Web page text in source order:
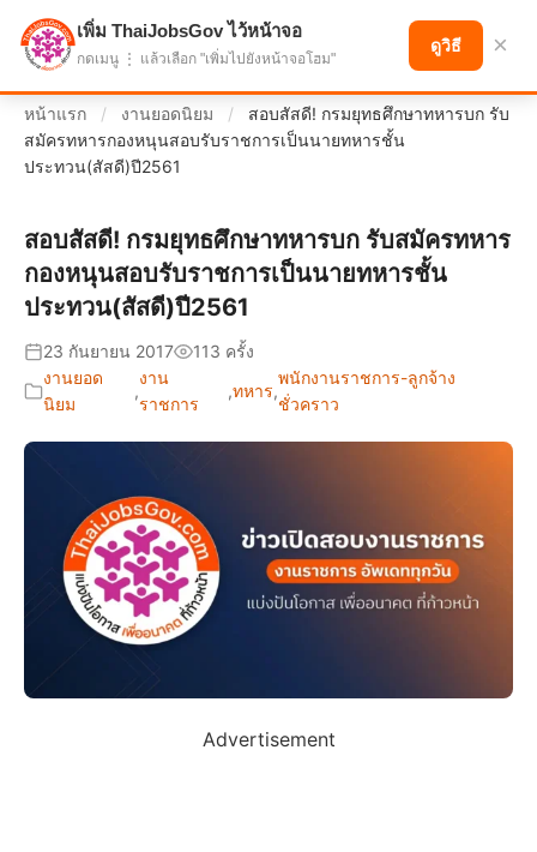
แบ่งปันโอกาส เพื่ออนาคตที่ก้าวหน้า
หน้าแรก / งานยอดนิยม /
สอบสัสดี! กรมยุทธศึกษาทหารบก รับ
สมัครทหารกองหนุนสอบรับราชการเป็นนายทหารชั้น
ประทวน(สัสดี)ปี2561
สอบสัสดี! กรมยุทธศึกษาทหารบก รับสมัครทหาร
กองหนุนสอบรับราชการเป็นนายทหารชั้น
ประทวน(สัสดี)ปี2561
23 กันยายน 2017
113 ครั้ง
งานยอด
นิยม
,
งาน
ราชการ
,ทหาร,
พนักงานราชการ-ลูกจ้าง
ชั่วคราว
Advertisement
เพิ่ม ThaiJobsGov ไว้หน้าจอ
กดเมนู ⋮ แล้วเลือก "เพิ่มไปยังหน้าจอโฮม"
ดูวิธี ×